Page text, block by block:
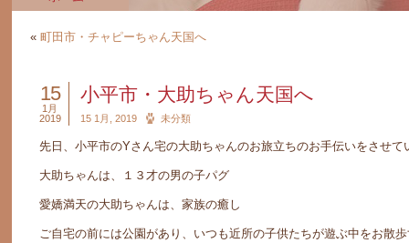
« 町田市・チャピーちゃん天国へ
小平市・大助ちゃん天国へ
15
1月
2019
15 1月, 2019 未分類
先日、小平市のYさん宅の大助ちゃんのお旅立ちのお手伝いをさせて
大助ちゃんは、１３才の男の子パグ
愛嬌満天の大助ちゃんは、家族の癒し
ご自宅の前には公園があり、いつも近所の子供たちが遊ぶ中をお散